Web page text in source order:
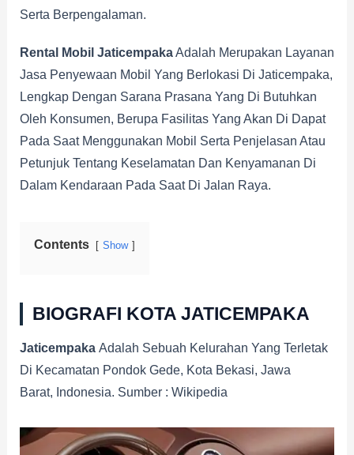
Serta Berpengalaman.
Rental Mobil JaticempakaAdalah Merupakan Layanan
Jasa Penyewaan Mobil Yang Berlokasi Di Jaticempaka,
Lengkap Dengan Sarana Prasana Yang Di Butuhkan
Oleh Konsumen, Berupa Fasilitas Yang Akan Di Dapat
Pada Saat Menggunakan Mobil Serta Penjelasan Atau
Petunjuk Tentang Keselamatan Dan Kenyamanan Di
Dalam Kendaraan Pada Saat Di Jalan Raya.
Contents Show
BIOGRAFI KOTA JATICEMPAKA
JaticempakaAdalah Sebuah Kelurahan Yang Terletak
Di Kecamatan Pondok Gede, Kota Bekasi, Jawa
Barat, Indonesia. Sumber : Wikipedia